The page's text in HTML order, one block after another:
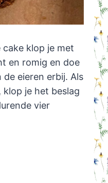
klop je met
en romig en doe
de eieren erbij. Als
klop je het beslag
vier